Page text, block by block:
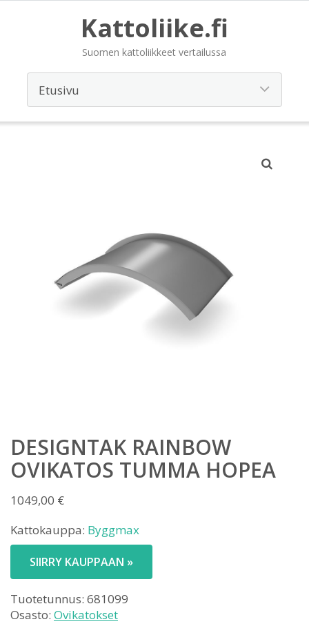
Kattoliike.fi
Suomen kattoliikkeet vertailussa
DESIGNTAK RAINBOW
OVIKATOS TUMMA HOPEA
1049,00 €
Kattokauppa: Byggmax
SIIRRY KAUPPAAN »
Tuotetunnus: 681099
Osasto: Ovikatokset